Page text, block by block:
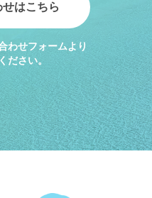
はこちら
わせフォームより
ださい。